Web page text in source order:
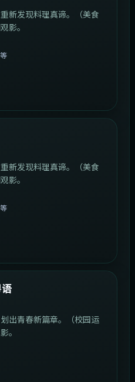
新发现料理真谛。（美食
影。
新发现料理真谛。（美食
影。
出青春新篇章。（校园运
。